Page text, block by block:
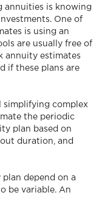
annuities is knowing
One of
is using an
are usually free of
annuity estimates
if these plans are
simplifying complex
the periodic
plan based on
duration, and
depend on a
be variable. An